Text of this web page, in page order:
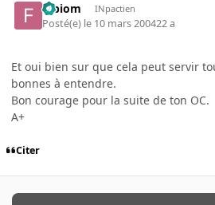
fabiom INpactien
Posté(e) le 10 mars 200422 a
Et oui bien sur que cela peut servir
bonnes à entendre.
Bon courage pour la suite de ton OC.
A+
Citer